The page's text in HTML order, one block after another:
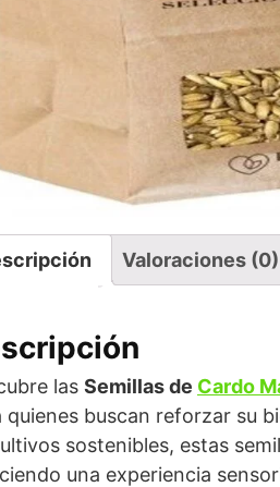
Valoraciones (0)
las Semillas de Cardo
quienes buscan reforzar su
sostenibles, estas
una experiencia